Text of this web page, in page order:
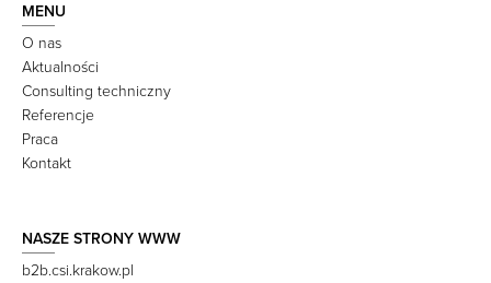
MENU
O nas
Aktualności
Consulting techniczny
Referencje
Praca
Kontakt
NASZE STRONY WWW
b2b.csi.krakow.pl